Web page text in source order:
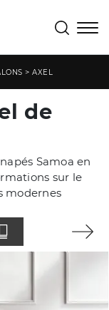
>AXEL
de
Samoa en
sur le
modernes